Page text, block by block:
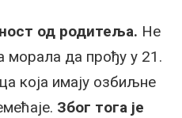
од родитеља. Не
да прођу у 21.
која имају озбиљне
Због тога је